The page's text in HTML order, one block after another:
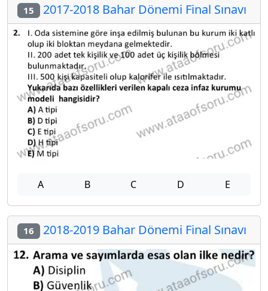
15 2017-2018 Bahar Dönemi Final Sınavı
A B C D E
16 2018-2019 Bahar Dönemi Final Sınavı